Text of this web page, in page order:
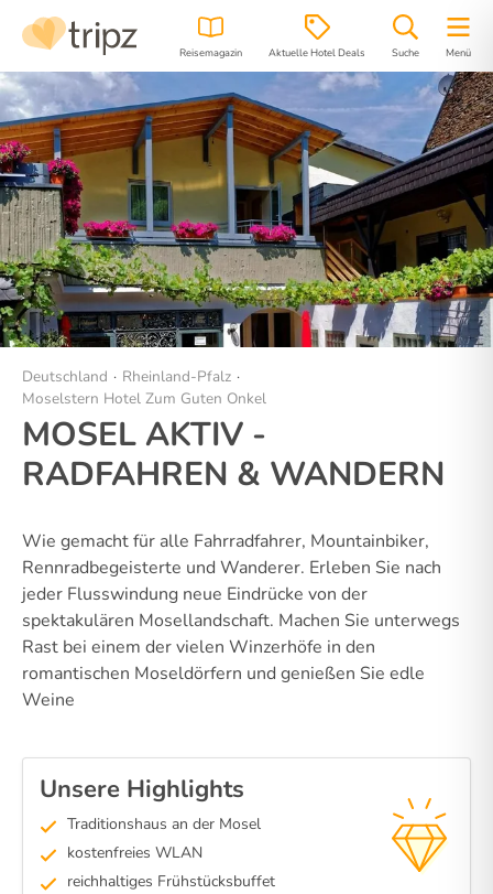
Reisemagazin Aktuelle Hotel Deals Suche Menü
Hotel Bilder Lage
Deutschland
Rheinland-Pfalz
Moselstern Hotel Zum Guten Onkel
MOSEL AKTIV -
RADFAHREN & WANDERN
Wie gemacht für alle Fahrradfahrer, Mountainbiker,
Rennradbegeisterte und Wanderer. Erleben Sie nach
jeder Flusswindung neue Eindrücke von der
spektakulären Mosellandschaft. Machen Sie unterwegs
Rast bei einem der vielen Winzerhöfe in den
romantischen Moseldörfern und genießen Sie edle
Weine
Unsere Highlights
Traditionshaus an der Mosel
kostenfreies WLAN
reichhaltiges Frühstücksbuffet